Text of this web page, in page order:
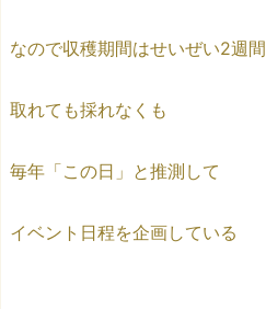
なので収穫期間はせいぜい2週間
取れても採れなくも
毎年「この日」と推測して
イベント日程を企画している